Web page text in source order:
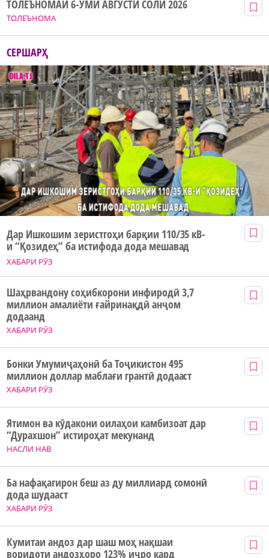
ТОЛЕЪНОМА
ТОЛЕЪНОМАИ 6-УМИ АВГУСТИ СОЛИ 2026
СЕРШАРҲ
ХАБАРИ РӮЗ
Дар Ишкошим зеристгоҳи барқии 110/35 кВ-
и “Қозидеҳ” ба истифода дода мешавад
ХАБАРИ РӮЗ
Шаҳрвандону соҳибкорони инфиродӣ 3,7
миллион амалиёти ғайринақдӣ анҷом
додаанд
ХАБАРИ РӮЗ
Бонки Умумиҷаҳонӣ ба Тоҷикистон 495
миллион доллар маблағи грантӣ додааст
НАСЛИ НАВ
Ятимон ва кӯдакони оилаҳои камбизоат дар
“Дурахшон” истироҳат мекунанд
ХАБАРИ РӮЗ
Ба нафақагирон беш аз ду миллиард сомонӣ
дода шудааст
Кумитаи андоз дар шаш моҳ нақшаи
воридоти андозҳоро 123% иҷро кард